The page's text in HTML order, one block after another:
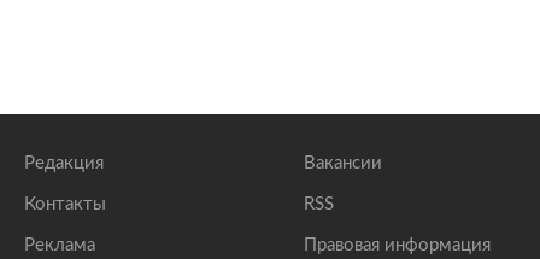
Редакция
Контакты
Реклама
Вакансии
RSS
Правовая информация